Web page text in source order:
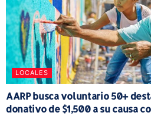
LOCALES
AARP busca voluntario 50+
donativo de $1,500 a su causa